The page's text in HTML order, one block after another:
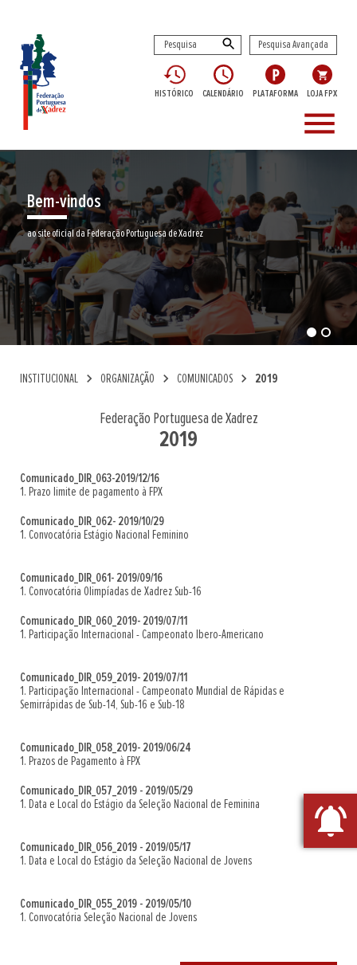
notifications_active
Pesquisa Avançada
HISTÓRICO CALENDÁRIO PLATAFORMA LOJA FPX
menu
Bem-vindos
ao site oficial da Federação Portuguesa de Xadrez
INSTITUCIONAL chevron_right ORGANIZAÇÃO chevron_right COMUNICADOS chevron_right 2019
Federação Portuguesa de Xadrez
2019
Comunicado_DIR_063-2019/12/16
1. Prazo limite de pagamento à FPX
Comunicado_DIR_062- 2019/10/29
1. Convocatória Estágio Nacional Feminino
Comunicado_DIR_061- 2019/09/16
1. Convocatória Olimpíadas de Xadrez Sub-16
Comunicado_DIR_060_2019- 2019/07/11
1. Participação Internacional - Campeonato Ibero-Americano
Comunicado_DIR_059_2019- 2019/07/11
1. Participação Internacional - Campeonato Mundial de Rápidas e
Semirrápidas de Sub-14, Sub-16 e Sub-18
Comunicado_DIR_058_2019- 2019/06/24
1. Prazos de Pagamento à FPX
Comunicado_DIR_057_2019 - 2019/05/29
1. Data e Local do Estágio da Seleção Nacional de Feminina
Comunicado_DIR_056_2019 - 2019/05/17
1. Data e Local do Estágio da Seleção Nacional de Jovens
Comunicado_DIR_055_2019 - 2019/05/10
1. Convocatória Seleção Nacional de Jovens